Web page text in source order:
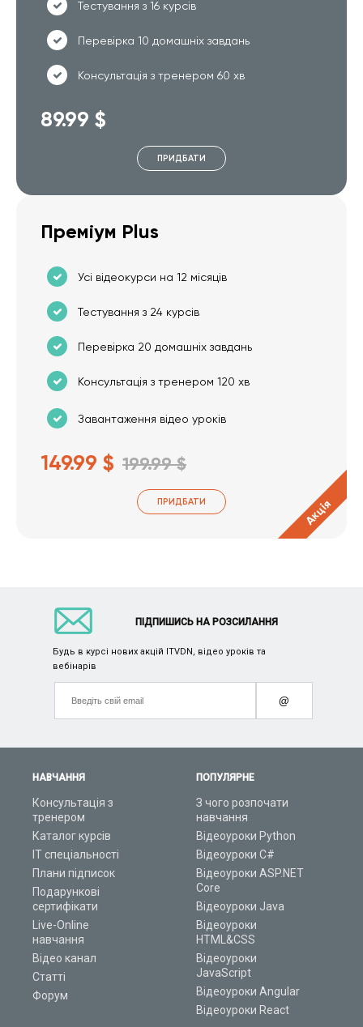
Тестування з 16 курсів
Перевірка 10 домашніх завдань
Консультація з тренером 60 хв
89.99 $
ПРИДБАТИ
Преміум Plus
Усі відеокурси на 12 місяців
Тестування з 24 курсів
Перевірка 20 домашніх завдань
Консультація з тренером 120 хв
Завантаження відео уроків
149.99 $ 199.99 $
ПРИДБАТИ Акція
НАВЧАННЯ
Консультація з
тренером
Каталог курсів
ІТ спеціальності
Плани підписок
Подарункові
сертифікати
Live-Online
навчання
Відео канал
Статті
Форум
ПОПУЛЯРНЕ
З чого розпочати
навчання
Відеоуроки Python
Відеоуроки C#
Відеоуроки ASP.NET
Core
Відеоуроки Java
Відеоуроки
HTML&CSS
Відеоуроки
JavaScript
Відеоуроки Angular
Відеоуроки React
ПІДПИШИСЬ НА РОЗСИЛАННЯ
Будь в курсі нових акцій ITVDN, відео уроків та
вебінарів
@